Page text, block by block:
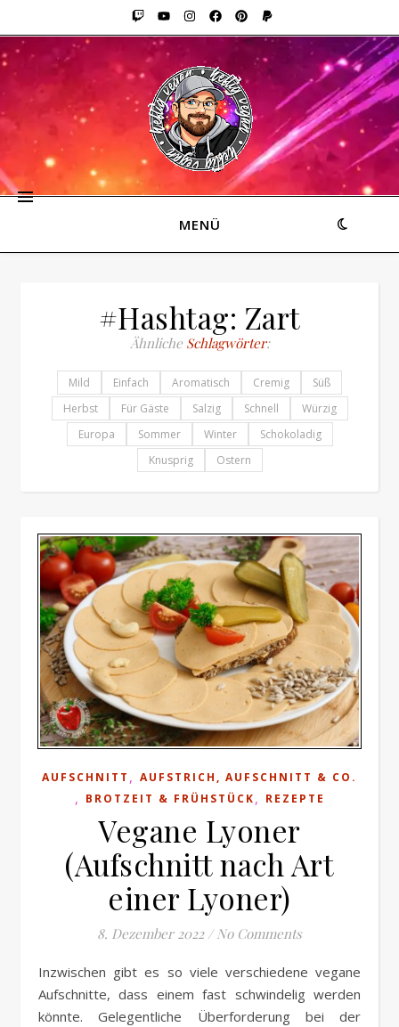
MENÜ
#Hashtag: Zart
Ähnliche Schlagwörter:
Mild Einfach Aromatisch Cremig
Süß
Herbst
Für Gäste Salzig Schnell
Würzig
Europa
Sommer Winter
Schokoladig
Knusprig
Ostern
AUFSCHNITT , AUFSTRICH, AUFSCHNITT & CO.
, BROTZEIT & FRÜHSTÜCK, REZEPTE
Vegane Lyoner
(Aufschnitt nach Art
einer Lyoner)
8. Dezember 2022 / No Comments
Inzwischen gibt es so viele verschiedene vegane
Aufschnitte, dass einem fast schwindelig werden
könnte. Gelegentliche Überforderung bei der